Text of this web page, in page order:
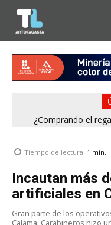
¿Comprando el
Tiempo de lectura: 1 min.
Incautan más
artificiales en
Gran parte de los
Calama. Carabineros hizo